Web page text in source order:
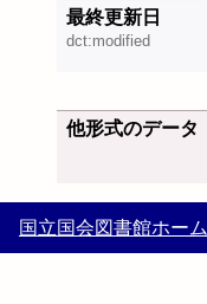
最終更新日
dct:modified
他形式のデータ
国立国会図書館ホーム